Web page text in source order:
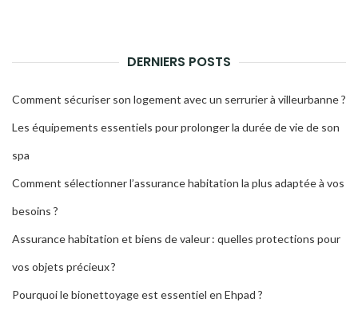
DERNIERS POSTS
Comment sécuriser son logement avec un serrurier à villeurbanne ?
Les équipements essentiels pour prolonger la durée de vie de son
spa
Comment sélectionner l’assurance habitation la plus adaptée à vos
besoins ?
Assurance habitation et biens de valeur : quelles protections pour
vos objets précieux ?
Pourquoi le bionettoyage est essentiel en Ehpad ?